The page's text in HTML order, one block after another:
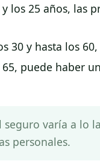
y los 25 años, las
30 y hasta los
65, puede haber
seguro varía a lo
personales.